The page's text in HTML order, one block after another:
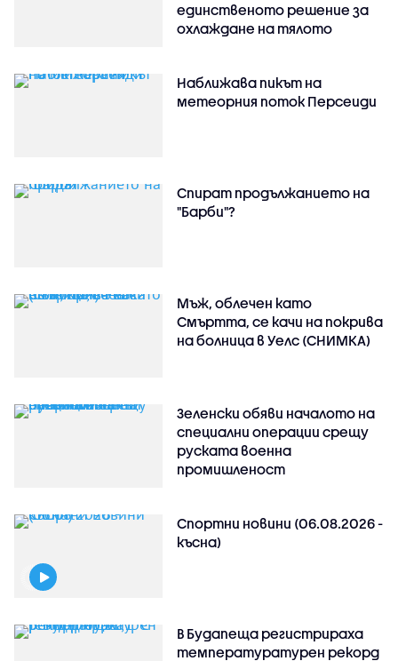
единственото решение за
охлаждане на тялото
Наближава пикът на
метеорния поток Персеиди
Спират продължанието на
"Барби"?
Мъж, облечен като
Смъртта, се качи на покрива
на болница в Уелс (СНИМКА)
Зеленски обяви началото на
специални операции срещу
руската военна
промишленост
Спортни новини (06.08.2026 -
късна)
В Будапеща регистрираха
температуратурен рекорд